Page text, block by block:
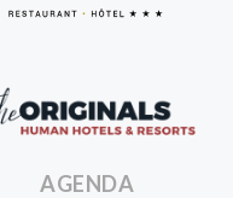
Hotels
AGENDA